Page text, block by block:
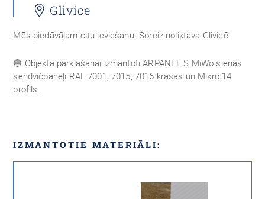
Glivice
Mēs piedāvājam citu ieviešanu. Šoreiz noliktava Glivicē.
🔵 Objekta pārklāšanai izmantoti ARPANEL S MiWo sienas
sendvičpaneļi RAL 7001, 7015, 7016 krāsās un Mikro 14
profils.
IZMANTOTIE MATERIĀLI: